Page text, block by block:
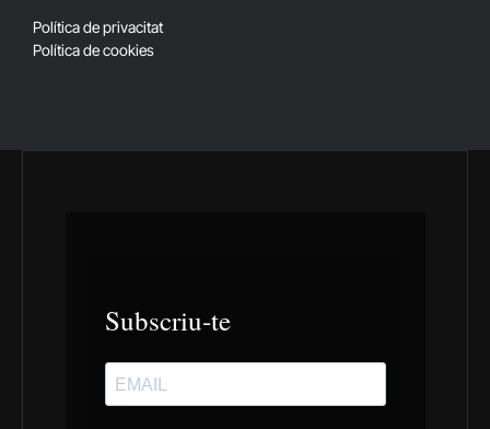
Política de privacitat
Política de cookies